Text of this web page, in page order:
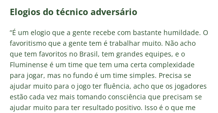
Elogios do técnico adversário
“É um elogio que a gente recebe com bastante humildade. O
favoritismo que a gente tem é trabalhar muito. Não acho
que tem favoritos no Brasil, tem grandes equipes, e o
Fluminense é um time que tem uma certa complexidade
para jogar, mas no fundo é um time simples. Precisa se
ajudar muito para o jogo ter fluência, acho que os jogadores
estão cada vez mais tomando consciência que precisam se
ajudar muito para ter resultado positivo. Isso é o que me